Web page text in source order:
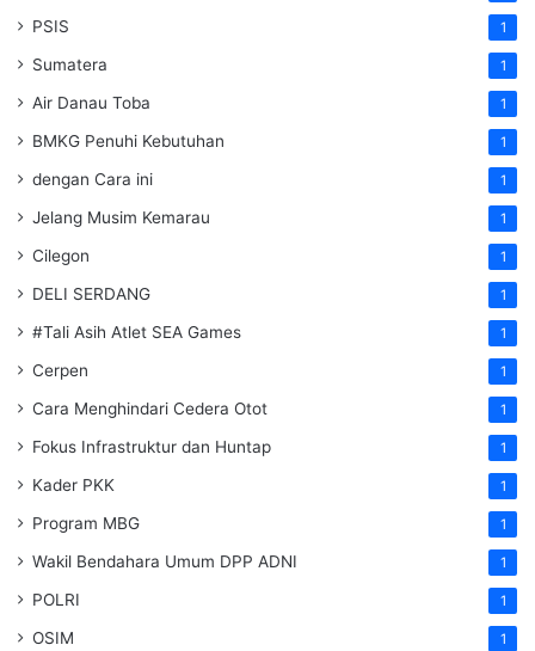
PSIS 1
Sumatera 1
Air Danau Toba 1
BMKG Penuhi Kebutuhan 1
dengan Cara ini 1
Jelang Musim Kemarau 1
Cilegon 1
DELI SERDANG 1
#Tali Asih Atlet SEA Games 1
Cerpen 1
Cara Menghindari Cedera Otot 1
Fokus Infrastruktur dan Huntap 1
Kader PKK 1
Program MBG 1
Wakil Bendahara Umum DPP ADNI 1
POLRI 1
OSIM 1